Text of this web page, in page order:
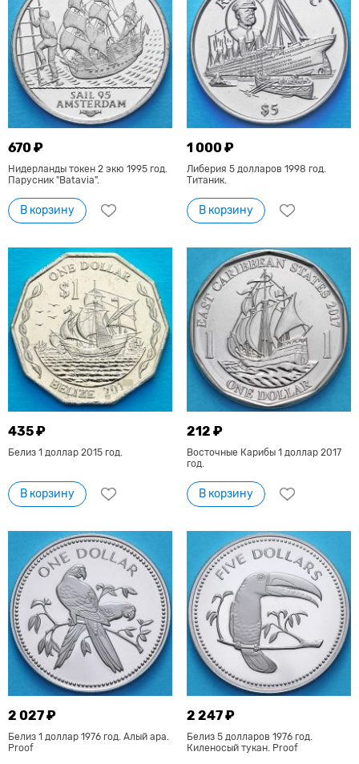
670 ₽
Нидерланды токен 2 экю 1995 год.
Парусник "Batavia".
В корзину
1 000 ₽
Либерия 5 долларов 1998 год.
Титаник.
В корзину
435 ₽
Белиз 1 доллар 2015 год.
В корзину
212 ₽
Восточные Карибы 1 доллар 2017
год.
В корзину
2 027 ₽
Белиз 1 доллар 1976 год. Алый ара.
Proof
2 247 ₽
Белиз 5 долларов 1976 год.
Киленосый тукан. Proof